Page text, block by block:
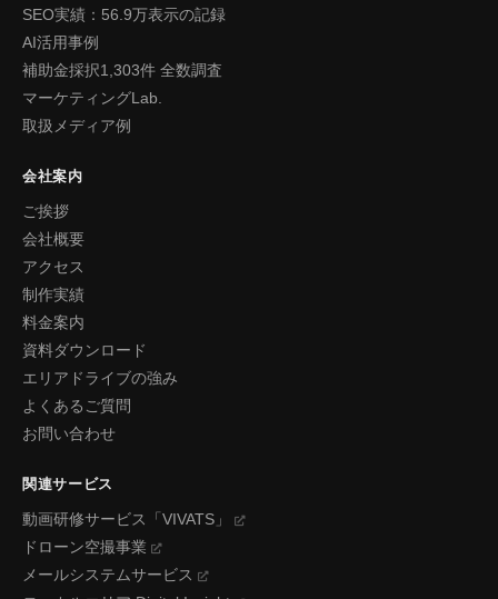
SEO実績：56.9万表示の記録
AI活用事例
補助金採択1,303件 全数調査
マーケティングLab.
取扱メディア例
会社案内
ご挨拶
会社概要
アクセス
制作実績
料金案内
資料ダウンロード
エリアドライブの強み
よくあるご質問
お問い合わせ
関連サービス
動画研修サービス「VIVATS」
ドローン空撮事業
メールシステムサービス